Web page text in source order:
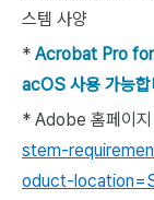
스템 사양
* Acrobat Pro
acOS 사용 가능합
* Adobe 홈페이지
stem-
oduct-